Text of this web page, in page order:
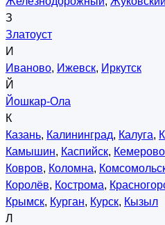
З
Златоуст
И
Иваново, Ижевск, Иркутск
Й
Йошкар-Ола
К
Казань, Калининград, Калуга,
Камышин, Каспийск, Кемерово
Ковров, Коломна,
Королёв, Кострома,
Крымск, Курган, Курск, Кызыл
Л